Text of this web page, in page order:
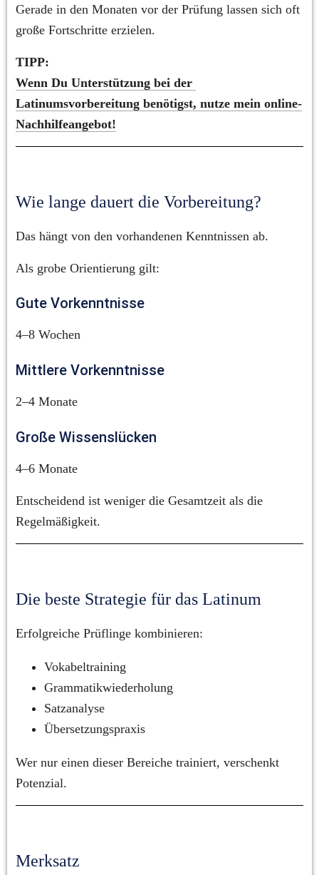
Gerade in den Monaten vor der Prüfung lassen sich oft
große Fortschritte erzielen.
TIPP:
Wenn Du Unterstützung bei der
Latinumsvorbereitung benötigst, nutze mein online-
Nachhilfeangebot!
Wie lange dauert die Vorbereitung?
Das hängt von den vorhandenen Kenntnissen ab.
Als grobe Orientierung gilt:
Gute Vorkenntnisse
4–8 Wochen
Mittlere Vorkenntnisse
2–4 Monate
Große Wissenslücken
4–6 Monate
Entscheidend ist weniger die Gesamtzeit als die
Regelmäßigkeit.
Die beste Strategie für das Latinum
Erfolgreiche Prüflinge kombinieren:
Vokabeltraining
Grammatikwiederholung
Satzanalyse
Übersetzungspraxis
Wer nur einen dieser Bereiche trainiert, verschenkt
Potenzial.
Merksatz